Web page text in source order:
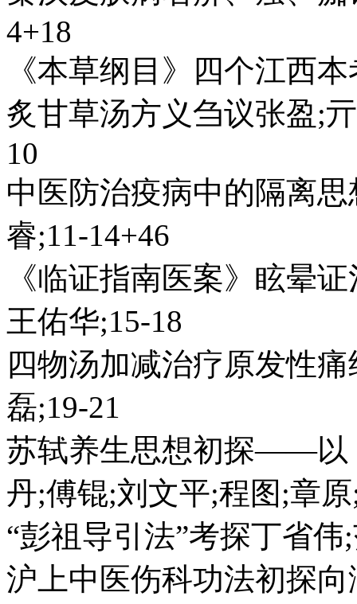
4+18
《本草纲目》四个江西
炙甘草汤方义刍议张盈;
10
中医防治疫病中的隔离
睿;11-14+46
《临证指南医案》眩晕
王佑华;15-18
四物汤加减治疗原发性
磊;19-21
苏轼养生思想初探——以
丹;傅锟;刘文平;程图;章原
“彭祖导引法”考探丁省伟
沪上中医伤科功法初探